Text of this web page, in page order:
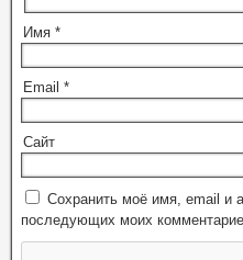
Имя *
Email *
Сайт
Сохранить моё имя, email и
последующих моих